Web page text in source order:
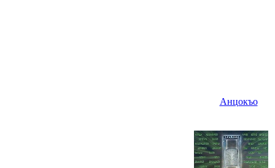
Анцокъо